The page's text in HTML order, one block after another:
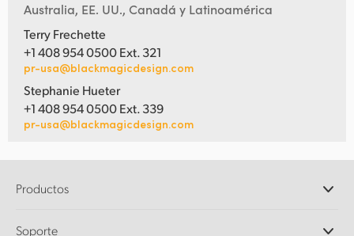
Australia, EE. UU., Canadá y Latinoamérica
Terry Frechette
+1 408 954 0500 Ext. 321
pr-usa@blackmagicdesign.com
Stephanie Hueter
+1 408 954 0500 Ext. 339
pr-usa@blackmagicdesign.com
Productos
Soporte